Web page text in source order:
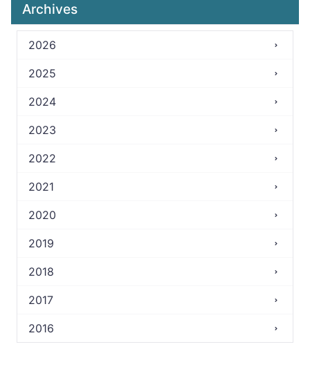
Archives
2026
2025
2024
2023
2022
2021
2020
2019
2018
2017
2016